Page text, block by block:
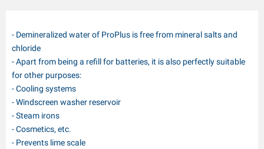
- Demineralized water of ProPlus is free from mineral salts and
chloride
- Apart from being a refill for batteries, it is also perfectly suitable
for other purposes:
- Cooling systems
- Windscreen washer reservoir
- Steam irons
- Cosmetics, etc.
- Prevents lime scale